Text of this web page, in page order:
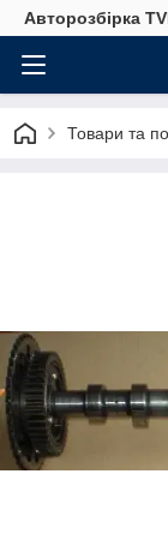
Авторозбірка
Товари та